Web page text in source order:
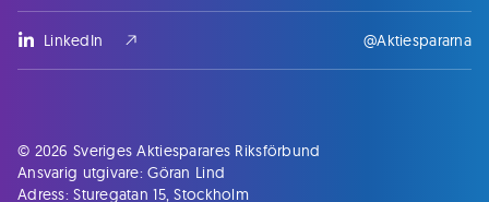
LinkedIn @Aktiespararna
© 2026 Sveriges Aktiesparares Riksförbund
Ansvarig utgivare: Göran Lind
Adress: Sturegatan 15, Stockholm